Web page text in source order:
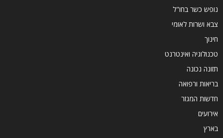
נופש כשר בחו"ל
צבא ושרות לאומי
חינוך
טכנולוגיה ואינטרנט
תזונה נכונה
בריאות ורפואה
חדשות המגזר
אירועים
בארץ